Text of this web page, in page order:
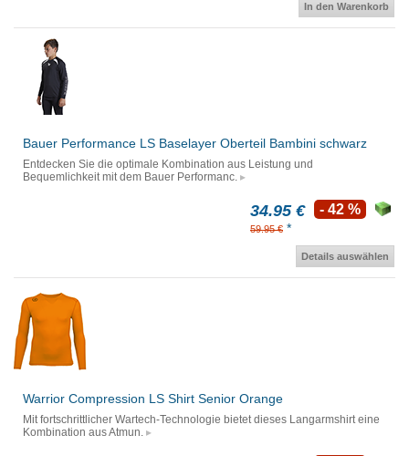
In den Warenkorb
Bauer Performance LS Baselayer Oberteil Bambini schwarz
Entdecken Sie die optimale Kombination aus Leistung und
Bequemlichkeit mit dem Bauer Performanc.
34.95 €
59.95 € *
- 42 %
Details auswählen
Warrior Compression LS Shirt Senior Orange
Mit fortschrittlicher Wartech-Technologie bietet dieses Langarmshirt eine
Kombination aus Atmun.